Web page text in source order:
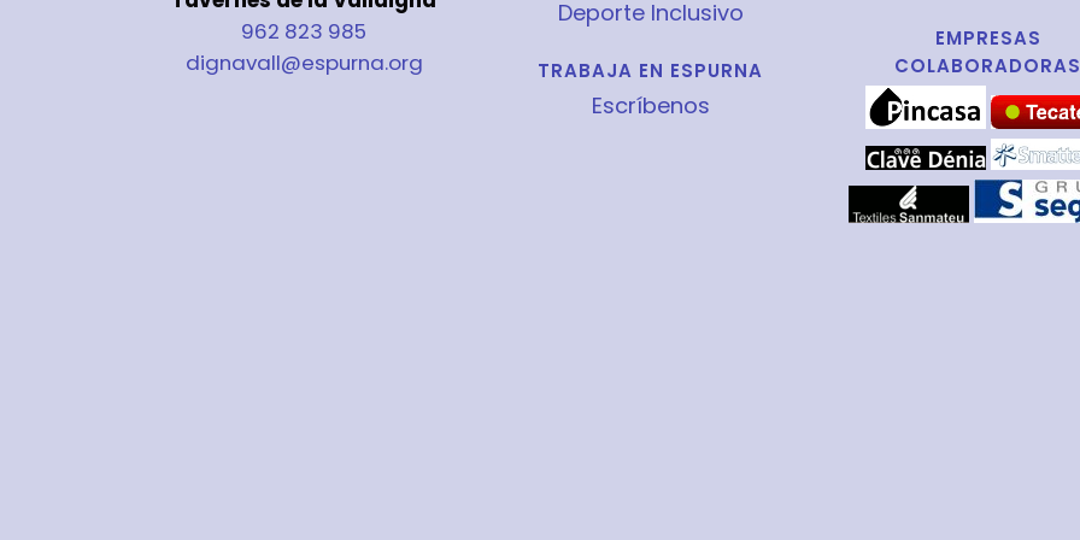
962 823 985
dignavall@espurna.org
Deporte Inclusivo
TRABAJA EN ESPURNA
Escríbenos
EMPRESAS
COLABORADORAS